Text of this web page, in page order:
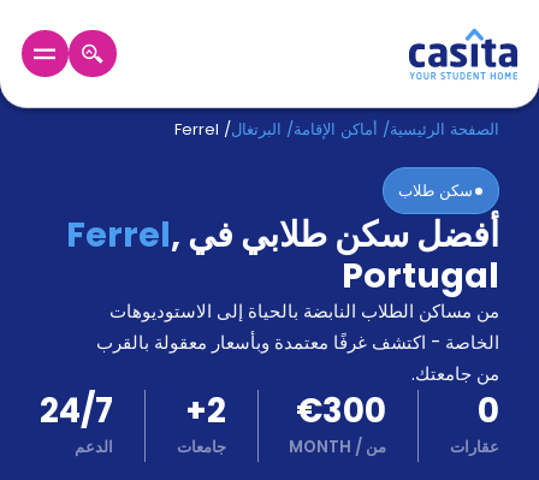
الرئيسية عربي EUR
دخول
حجز
السكن
نحن؟
المدونة
أخبر
أصدقائك
اكسب
كن
الصفحة الرئيسية/ أماكن الإقامة/ البرتغال/
Ferrel
سكن طلاب
أفضل سكن طلابي في Ferrel,
Portugal
من مساكن الطلاب النابضة بالحياة إلى الاستوديوهات
الخاصة - اكتشف غرفًا معتمدة وبأسعار معقولة بالقرب
من جامعتك.
0
عقارات
€300
من /
MONTH
2
+
جامعات
24/7
الدعم